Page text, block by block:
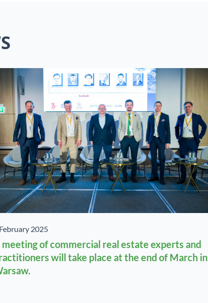
2025
meeting of commercial real estate experts and
will take place at the end of March in